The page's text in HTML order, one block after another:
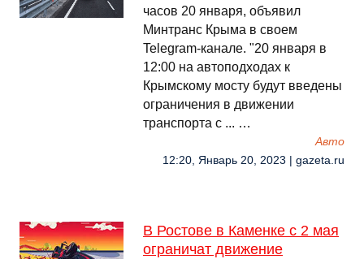
часов 20 января, объявил
Минтранс Крыма в своем
Telegram-канале. "20 января в
12:00 на автоподходах к
Крымскому мосту будут введены
ограничения в движении
транспорта с ... …
Авто
12:20, Январь 20, 2023 | gazeta.ru
В Ростове в Каменке с 2 мая
ограничат движение